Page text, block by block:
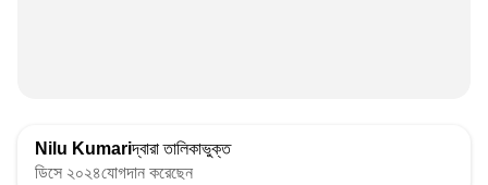
Nilu Kumariদ্বারা তালিকাভুক্ত
ডিসে ২০২৪যোগদান করেছেন